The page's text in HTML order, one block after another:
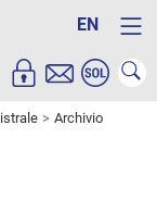
EN
Archivio